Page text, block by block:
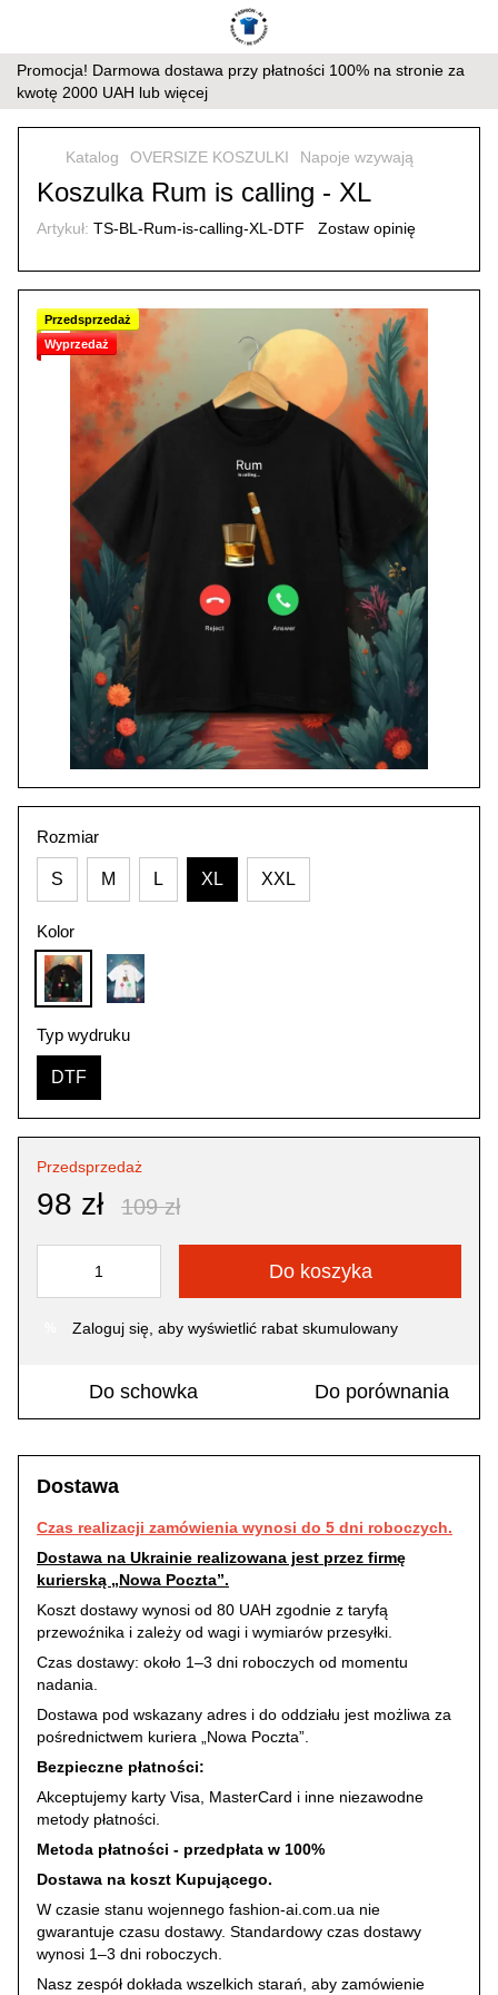
Promocja! Darmowa dostawa przy płatności 100% na stronie za
kwotę 2000 UAH lub więcej
Katalog OVERSIZE KOSZULKI Napoje wzywają
Koszulka Rum is calling - XL
Artykuł: TS-BL-Rum-is-calling-XL-DTF Zostaw opinię
Przedsprzedaż
Wyprzedaż
Rozmiar
S M L XL XXL
Kolor
Typ wydruku
DTF
Przedsprzedaż
98 zł 109 zł
Do koszyka
Zaloguj się , aby wyświetlić rabat skumulowany
Do schowka Do porównania
Dostawa
Czas realizacji zamówienia wynosi do 5 dni roboczych.
Dostawa na Ukrainie realizowana jest przez firmę
kurierską „Nowa Poczta”.
Koszt dostawy wynosi od 80 UAH zgodnie z taryfą
przewoźnika i zależy od wagi i wymiarów przesyłki.
Czas dostawy: około 1–3 dni roboczych od momentu
nadania.
Dostawa pod wskazany adres i do oddziału jest możliwa za
pośrednictwem kuriera „Nowa Poczta”.
Bezpieczne płatności:
Akceptujemy karty Visa, MasterCard i inne niezawodne
metody płatności.
Metoda płatności - przedpłata w 100%
Dostawa na koszt Kupującego.
W czasie stanu wojennego fashion-ai.com.ua nie
gwarantuje czasu dostawy. Standardowy czas dostawy
wynosi 1–3 dni roboczych.
Nasz zespół dokłada wszelkich starań, aby zamówienie